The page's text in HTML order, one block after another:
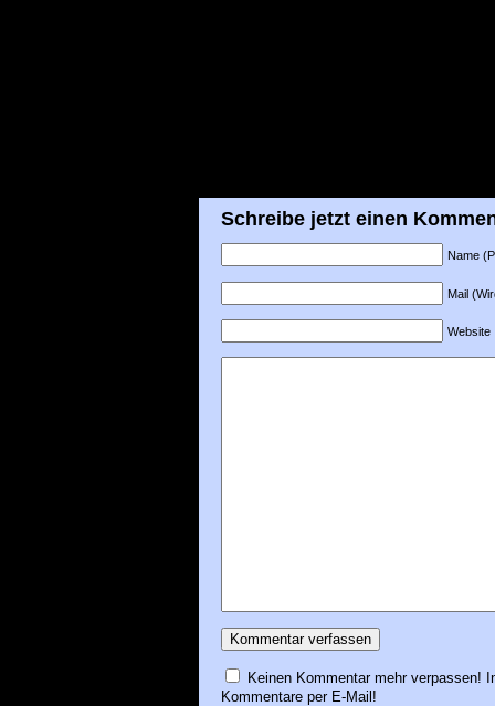
Schreibe jetzt einen
Name
Mail
Website
Keinen Kommentar mehr verpassen!
Kommentare per E-Mail!